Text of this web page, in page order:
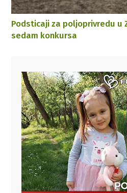
Podsticaji za poljoprivrеdu u
sеdam konkursa